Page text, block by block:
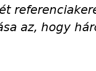
az, hogy